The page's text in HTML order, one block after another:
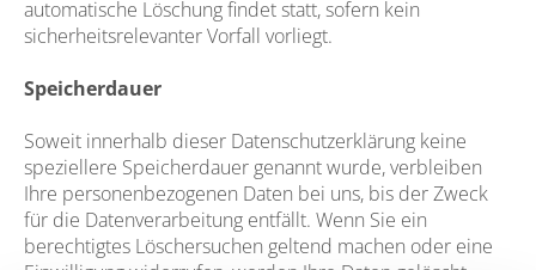
automatische Löschung findet statt, sofern kein
sicherheitsrelevanter Vorfall vorliegt.
Speicherdauer
Soweit innerhalb dieser Datenschutzerklärung keine
speziellere Speicherdauer genannt wurde, verbleiben
Ihre personenbezogenen Daten bei uns, bis der Zweck
für die Datenverarbeitung entfällt. Wenn Sie ein
berechtigtes Löschersuchen geltend machen oder eine